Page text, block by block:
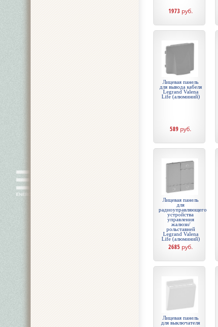
1973 руб.
Лицевая панель
для вывода кабеля
Legrand Valena
Life (алюминий)
589 руб.
Лицевая панель
для
радиоуправляющего
устройства
управления
жалюзи/
рольставней
Legrand Valena
Life (алюминий)
2685 руб.
Лицевая панель
для выключателя